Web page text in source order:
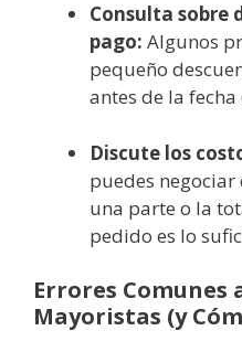
Consulta sobre
pago: Algunos
pequeño
antes de la
Discute los
puedes
una parte o la
pedido es lo
Errores Comunes
Mayoristas (y